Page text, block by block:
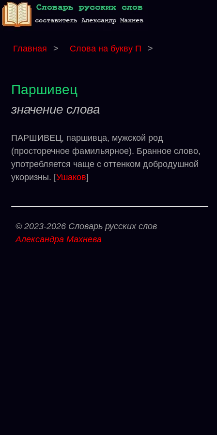
Главная > Слова на букву П >
Паршивец
значение слова
ПАРШИВЕЦ, паршивца, мужской род
(просторечное фамильярное). Бранное слово,
употребляется чаще с оттенком добродушной
укоризны. [Ушаков]
© 2023-2026 Словарь русских слов
Александра Махнева